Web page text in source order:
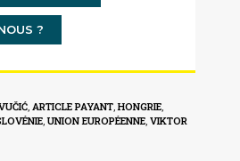
?
ARTICLE PAYANT ,HONGRIE
,UNION EUROPÉENNE VIKTOR